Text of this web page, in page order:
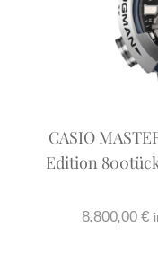
CASIO
Edition
8.800,00€